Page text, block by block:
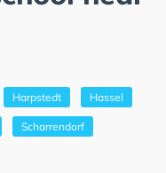
Harpstedt Hassel
Scharrendorf